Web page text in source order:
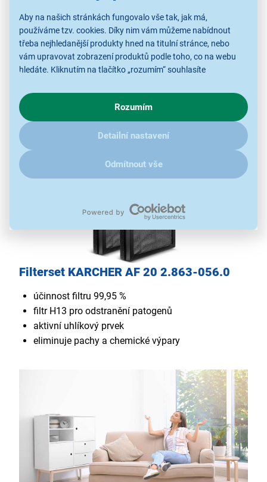
Aby na našich stránkách fungovalo vše tak, jak má,
používáme tzv. cookies. Díky nim vám můžeme nabídnout
třeba nejhledanější produkty hned na titulní stránce, nebo
vám upravovat zobrazení produktů podle toho, co na webu
hledáte. Kliknutím na tlačítko „rozumím“ souhlasíte
chování na webu pro zobrazení cílených reklam. Pokud vás
zajímají detaily, jak u nás s cookies a dalšími údaji pracujeme,
kliknětesem.
Rozumím
Detailní nastavení
Odmítnout vše
Filterset KARCHER AF 20 2.863-056.0
účinnost filtru 99,95 %
filtr H13 pro odstranění patogenů
aktivní uhlíkový prvek
eliminuje pachy a chemické výpary